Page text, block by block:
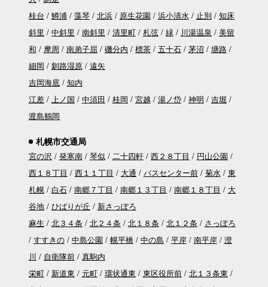
桂台
鱒浦 藻琴 北浜 原生花園 浜小清水 止別
知床
斜里
中斜里 南斜里 清里町 札弦 緑 川湯温泉
美留
和
摩周 南弟子屈 磯分内 標茶 五十石 茅沼
塘路
細岡
釧路湿原
遠矢
吉岡海底
知内
江差
上ノ国 中須田 桂岡 宮越 湯ノ岱 神明
吉堀
渡島鶴岡
札幌市交通局
宮の沢 発寒南 琴似 二十四軒 西２８丁目
円山公園
西１８丁目
西１１丁目 大通 バスセンター前 菊水
東
札幌
白石 南郷７丁目 南郷１３丁目 南郷１８丁目
大
谷地
ひばりが丘
新さっぽろ
麻生
北３４条 北２４条 北１８条 北１２条
さっぽろ
すすきの
中島公園 幌平橋 中の島 平岸 南平岸
澄
川
自衛隊前
真駒内
栄町
新道東 元町 環状通東 東区役所前
北１３条東